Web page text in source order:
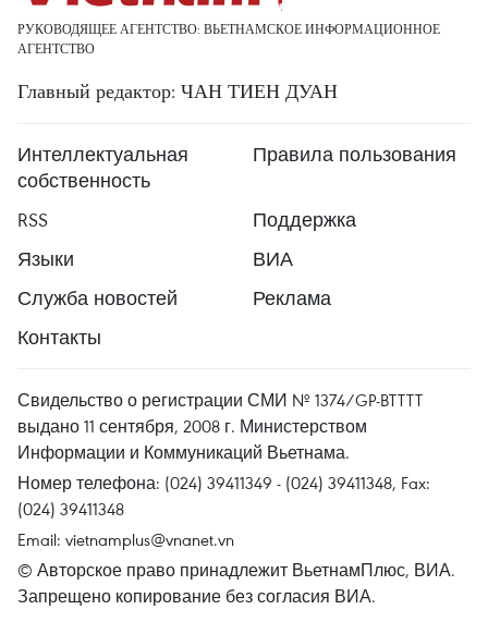
РУКОВОДЯЩЕЕ АГЕНТСТВО: ВЬЕТНАМСКОЕ ИНФОРМАЦИОННОЕ
АГЕНТСТВО
Главный редактор: ЧАН ТИЕН ДУАН
Интеллектуальная
собственность
Правила пользования
RSS
Поддержка
Языки
ВИА
Служба новостей
Реклама
Контакты
Свидельство о регистрации СМИ № 1374/GP-BTTTT
выдано 11 сентября, 2008 г. Министерством
Информации и Коммуникаций Вьетнама.
Номер телефона: (024) 39411349 - (024) 39411348, Fax:
(024) 39411348
Email: vietnamplus@vnanet.vn
© Авторское право принадлежит ВьетнамПлюс, ВИА.
Запрещено копирование без согласия ВИА.